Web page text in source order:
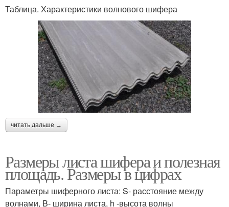
Таблица. Характеристики волнового шифера
читать дальше →
Размеры листа шифера и полезная
площадь. Размеры в цифрах
Параметры шиферного листа: S- расстояние между
волнами, B- ширина листа, h -высота волны